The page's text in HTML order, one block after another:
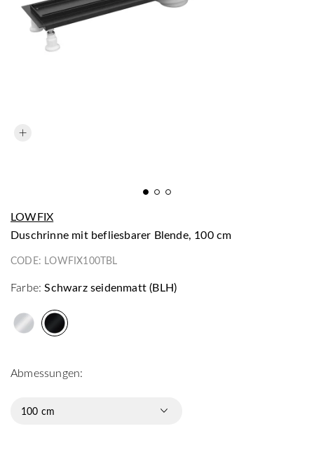
LOWFIX
Duschrinne mit befliesbarer Blende, 100 cm
CODE: LOWFIX100TBL
Farbe: Schwarz seidenmatt (BLH)
Abmessungen:
100 cm